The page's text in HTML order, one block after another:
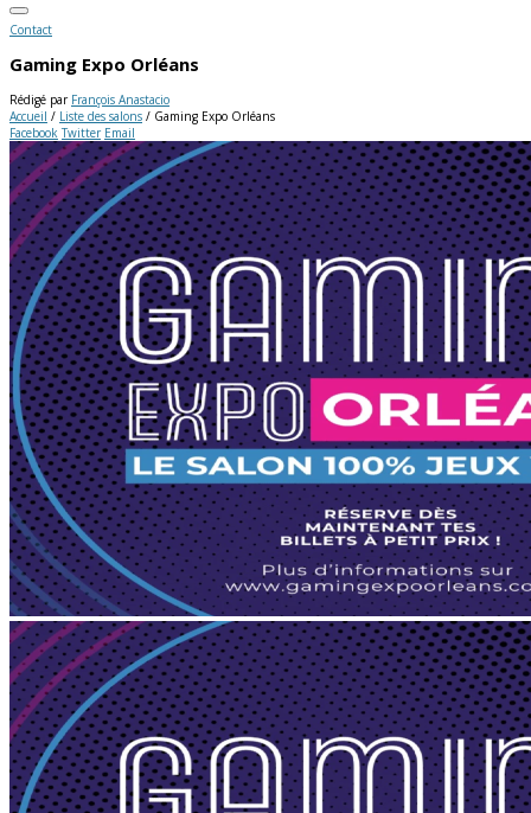
Contact
Gaming Expo Orléans
Rédigé par François Anastacio
Accueil / Liste des salons / Gaming Expo Orléans
Facebook Twitter Email